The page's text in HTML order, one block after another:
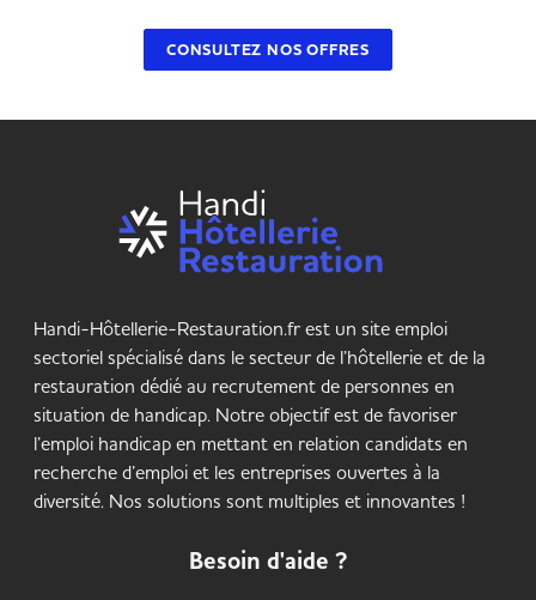
CONSULTEZ NOS OFFRES
Handi-Hôtellerie-Restauration.fr est un site emploi
sectoriel spécialisé dans le secteur de l’hôtellerie et de la
restauration dédié au recrutement de personnes en
situation de handicap. Notre objectif est de favoriser
l’emploi handicap en mettant en relation candidats en
recherche d’emploi et les entreprises ouvertes à la
diversité. Nos solutions sont multiples et innovantes !
Besoin d'aide ?